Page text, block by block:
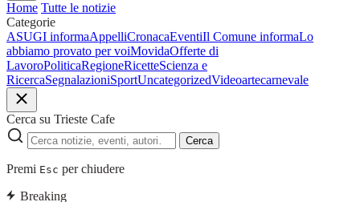
Home Tutte le notizie
Categorie
ASUGI informaAppelliCronacaEventiIl Comune informaLo
abbiamo provato per voiMovidaOfferte di
LavoroPoliticaRegioneRicetteScienza e
RicercaSegnalazioniSportUncategorizedVideoartecarnevale
Cerca su Trieste Cafe
Cerca
Premi Esc per chiudere
Breaking